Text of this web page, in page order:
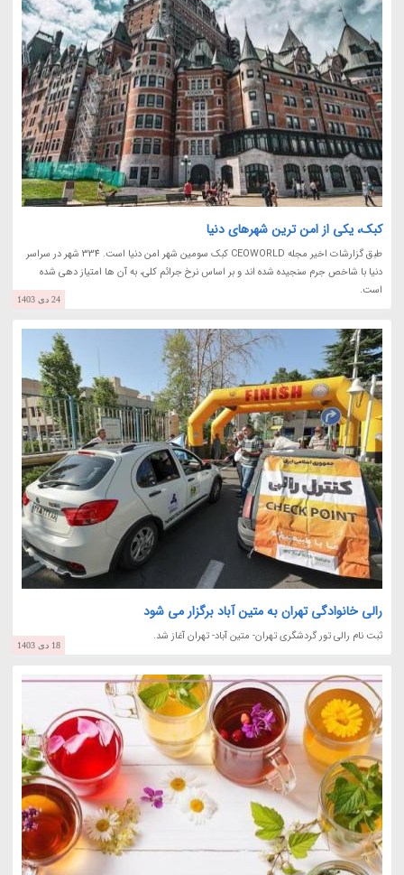
کبک، یکی از امن ترین شهرهای دنیا
طبق گزارشات اخیر مجله CEOWORLD کبک سومین شهر امن دنیا است. 334 شهر در سراسر
دنیا با شاخص جرم سنجیده شده اند و بر اساس نرخ جرائم کلی، به آن ها امتیاز دهی شده
است.
24 دی 1403
رالی خانوادگی تهران به متین آباد برگزار می شود
ثبت نام رالی تور گردشگری تهران- متین آباد- تهران آغاز شد.
18 دی 1403